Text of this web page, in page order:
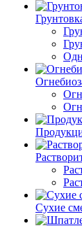
Сухие